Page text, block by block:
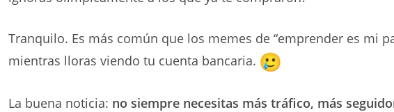
Tranquilo. Es más común que los memes de “emprender es mi
mientras lloras viendo tu cuenta bancaria.
La buena noticia: no siempre necesitas más tráfico, más